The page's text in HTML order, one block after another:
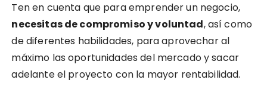
Ten en cuenta que para emprender un negocio,
necesitas de compromiso y voluntad, así como
de diferentes habilidades, para aprovechar al
máximo las oportunidades del mercado y sacar
adelante el proyecto con la mayor rentabilidad.